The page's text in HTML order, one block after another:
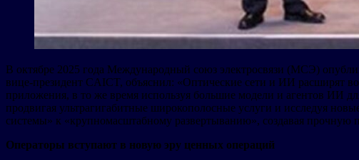
В октябре 2025 года Международный союз электросвязи (МСЭ)
вице-президент CAICT, объяснил: «Оптические сети и ИИ расширят
приложения, в то же время используя большие модели и агентов ИИ
продвигая ультрагигабитные широкополосные услуги и исследуя
системы» к «крупномасштабному развертыванию», создавая
Операторы вступают в новую эру ценных операций